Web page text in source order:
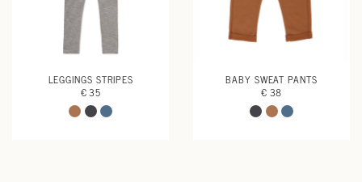
LEGGINGS STRIPES
€ 35
BABY SWEAT PANTS
€ 38